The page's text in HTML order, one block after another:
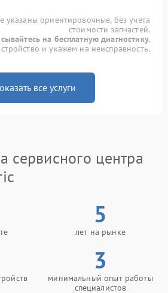
указаны ориентировочные, без учета
стоимости запчастей.
на бесплатную диагностику.
и укажем на неисправность.
все услуги
сервисного центра
5
лет на рынке
3
минимальный опыт работы
специалистов